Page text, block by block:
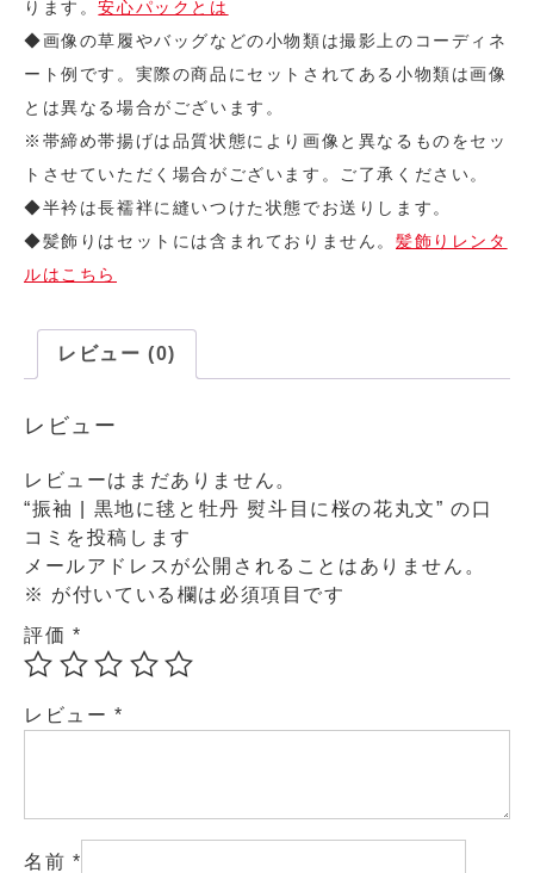
ります。安心パックとは
◆画像の草履やバッグなどの小物類は撮影上のコーディネ
ート例です。実際の商品にセットされてある小物類は画像
とは異なる場合がございます。
※帯締め帯揚げは品質状態により画像と異なるものをセッ
トさせていただく場合がございます。ご了承ください。
◆半衿は長襦袢に縫いつけた状態でお送りします。
◆髪飾りはセットには含まれておりません。 髪飾りレンタ
ルはこちら
レビュー (0)
レビュー
レビューはまだありません。
“振袖 | 黒地に毬と牡丹 熨斗目に桜の花丸文” の口
コミを投稿します
メールアドレスが公開されることはありません。
※ が付いている欄は必須項目です
評価 *
レビュー *
名前 *